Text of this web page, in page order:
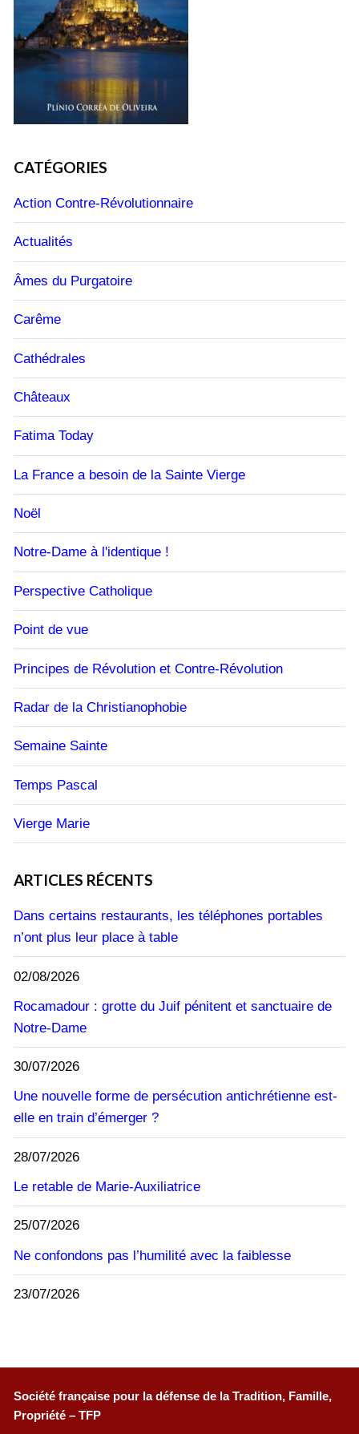
CATÉGORIES
Action Contre-Révolutionnaire
Actualités
Âmes du Purgatoire
Carême
Cathédrales
Châteaux
Fatima Today
La France a besoin de la Sainte Vierge
Noël
Notre-Dame à l'identique !
Perspective Catholique
Point de vue
Principes de Révolution et Contre-Révolution
Radar de la Christianophobie
Semaine Sainte
Temps Pascal
Vierge Marie
ARTICLES RÉCENTS
Dans certains restaurants, les téléphones portables
n’ont plus leur place à table
02/08/2026
Rocamadour : grotte du Juif pénitent et sanctuaire de
Notre-Dame
30/07/2026
Une nouvelle forme de persécution antichrétienne est-
elle en train d’émerger ?
28/07/2026
Le retable de Marie-Auxiliatrice
25/07/2026
Ne confondons pas l’humilité avec la faiblesse
23/07/2026
Société française pour la défense de la Tradition, Famille,
Propriété – TFP